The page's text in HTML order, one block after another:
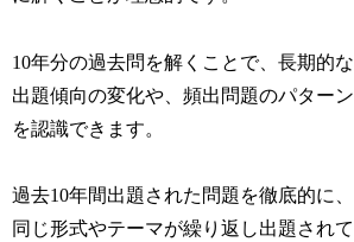
10年分の過去問を解くことで、長期的な
出題傾向の変化や、頻出問題のパターン
を認識できます。
過去10年間出題された問題を徹底的に、
同じ形式やテーマが繰り返し出題されて